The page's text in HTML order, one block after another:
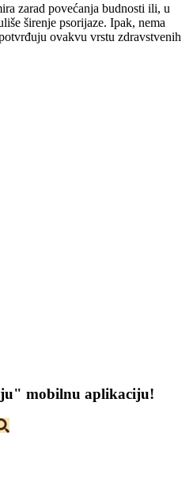
zarad povećanja budnosti ili, u
širenje psorijaze. Ipak, nema
ovakvu vrstu zdravstvenih
mobilnu aplikaciju!